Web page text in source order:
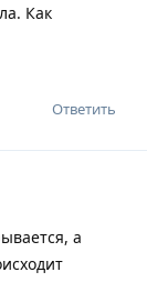
Как
Ответить
а